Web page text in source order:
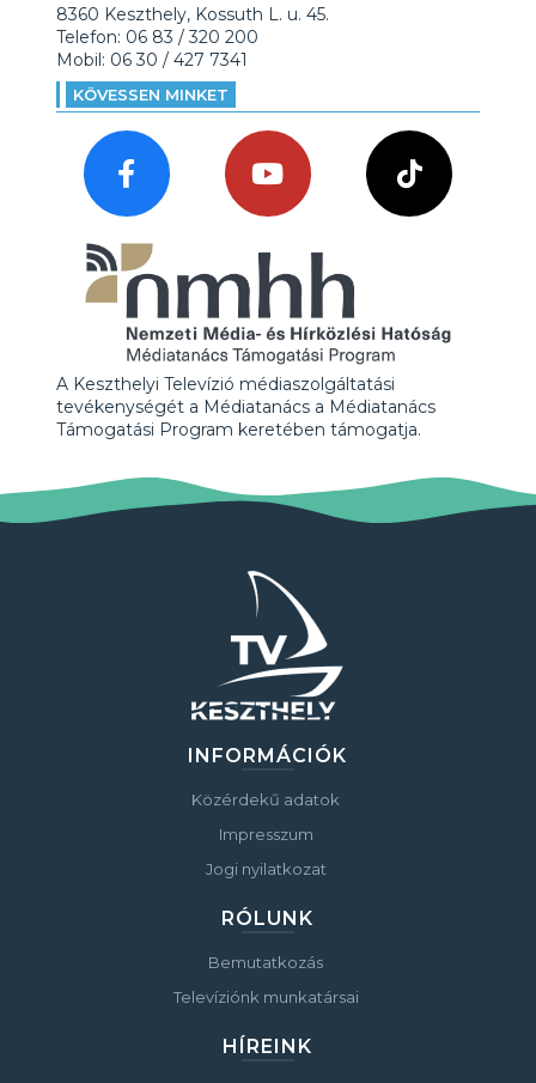
8360 Keszthely, Kossuth L. u. 45.
Telefon: 06 83 / 320 200
Mobil: 06 30 / 427 7341
KÖVESSEN MINKET
A Keszthelyi Televízió médiaszolgáltatási
tevékenységét a Médiatanács a Médiatanács
Támogatási Program keretében támogatja.
INFORMÁCIÓK
Közérdekű adatok
Impresszum
Jogi nyilatkozat
RÓLUNK
Bemutatkozás
Televíziónk munkatársai
HÍREINK